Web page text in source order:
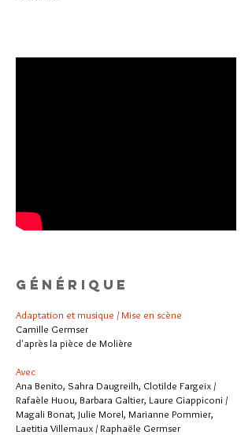
Générique
Adaptation et musique / Mise en scène
Camille Germser
d'après la pièce de Molière
Avec
Ana Benito, Sahra Daugreilh, Clotilde Fargeix /
Rafaèle Huou, Barbara Galtier, Laure Giappiconi /
Magali Bonat, Julie Morel, Marianne Pommier,
Laetitia Villemaux / Raphaële Germser